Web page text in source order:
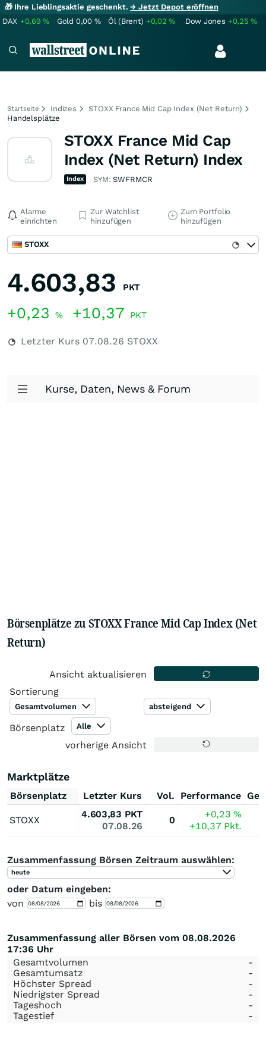
🎁 Ihre Lieblingsaktie geschenkt.→ Jetzt Depot eröffnen
DAX +0,69% Gold 0,00 % Öl (Brent) +0,02% Dow Jones +0,25%
Startseite Indizes
STOXX France Mid Cap Index (Net Return)
Handelsplätze
STOXX France Mid Cap
Index (Net Return) Index
Index SYM:SWFRMCR
Alarme
einrichten
Zur Watchlist
hinzufügen
Zum Portfolio
hinzufügen
STOXX
4.603,83 PKT
+0,23 % +10,37 PKT
Letzter Kurs 07.08.26 STOXX
Kurse, Daten, News & Forum
Börsenplätze zu STOXX France Mid Cap Index (Net
Return)
Ansicht aktualisieren
Sortierung
Gesamtvolumen absteigend
Börsenplatz Alle
vorherige Ansicht
Marktplätze
Börsenplatz Letzter Kurs Vol. Performance
STOXX
4.603,83 PKT
07.08.26
0
+0,23%
+10,37 Pkt.
Zusammenfassung Börsen Zeitraum auswählen:
heute
oder Datum eingeben:
von
bis
Zusammenfassung aller Börsen vom 08.08.2026
17:36 Uhr
Gesamtvolumen
-
Gesamtumsatz
-
Höchster Spread
-
Niedrigster Spread
-
Tageshoch
-
Tagestief
-